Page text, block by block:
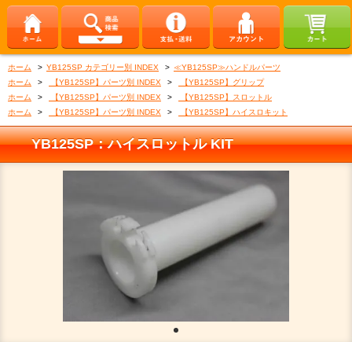
ホーム > YB125SP カテゴリー別 INDEX > ≪YB125SP≫ハンドルパーツ
ホーム
> 【YB125SP】パーツ別 INDEX >
【YB125SP】グリップ
ホーム
> 【YB125SP】パーツ別 INDEX >
【YB125SP】スロットル
ホーム
> 【YB125SP】パーツ別 INDEX > 【YB125SP】ハイスロキット
YB125SP：ハイスロットル KIT